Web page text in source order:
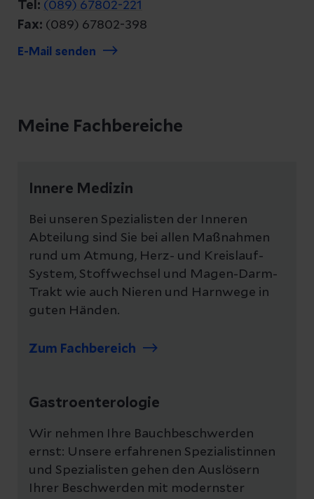
Tel: (089) 67802-221
Fax: (089) 67802-398
E-Mail senden
Meine Fachbereiche
Innere Medizin
Bei unseren Spezialisten der Inneren
Abteilung sind Sie bei allen Maßnahmen
rund um Atmung, Herz- und Kreislauf-
System, Stoffwechsel und Magen-Darm-
Trakt wie auch Nieren und Harnwege in
guten Händen.
Zum Fachbereich
Gastroenterologie
Wir nehmen Ihre Bauchbeschwerden
ernst: Unsere erfahrenen Spezialistinnen
und Spezialisten gehen den Auslösern
Ihrer Beschwerden mit modernster